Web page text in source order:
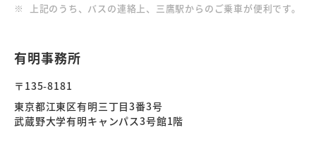
※ 上記のうち、バスの連絡上、三鷹駅からのご乗車が便利です。
有明事務所
〒135-8181
東京都江東区有明三丁目3番3号
武蔵野大学有明キャンパス3号館1階